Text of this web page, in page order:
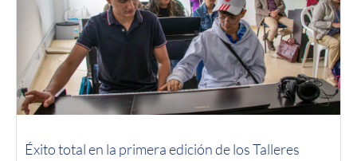
Éxito total en la primera edición de los Talleres